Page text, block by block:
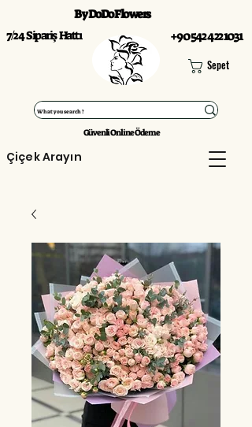
7/24 Sipariş Hattı +90 542 422 1031
By DoDo Flowers
Sepet
Çiçek Arayın
Güvenli Online Ödeme